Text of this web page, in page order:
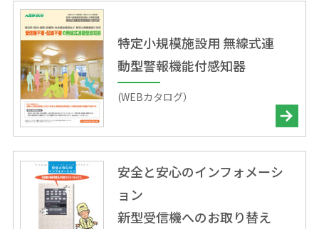
特定小規模施設用 無線式連
動型警報機能付感知器
(WEBカタログ）
安全と安心のインフォメーシ
ョン
新型受信機へのお取り替え